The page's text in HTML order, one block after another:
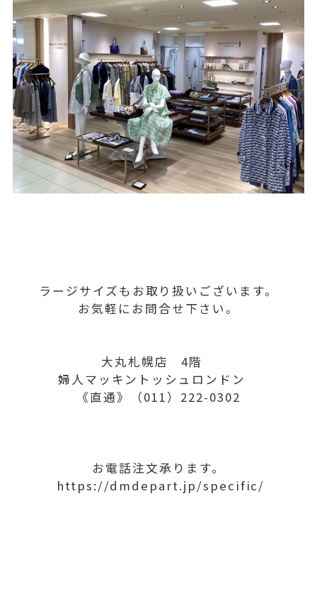
ラージサイズもお取り扱いございます。
お気軽にお問合せ下さい。
大丸札幌店 4階
婦人マッキントッシュロンドン
《直通》（011）222-0302
お電話注文承ります。
https://dmdepart.jp/specific/